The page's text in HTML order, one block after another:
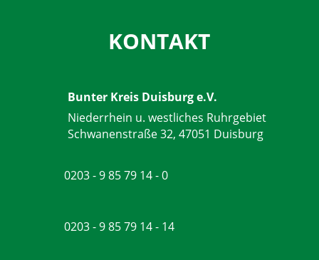
KONTAKT
Bunter Kreis Duisburg e.V.
Niederrhein u. westliches Ruhrgebiet
Schwanenstraße 32, 47051 Duisburg
0203 - 9 85 79 14 - 0
0203 - 9 85 79 14 - 14